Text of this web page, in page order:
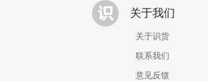
关于我们
关于识货
联系我们
意见反馈